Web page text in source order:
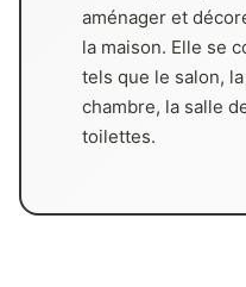
aménager et
la maison. Elle se
tels que le salon,
chambre, la salle
toilettes.